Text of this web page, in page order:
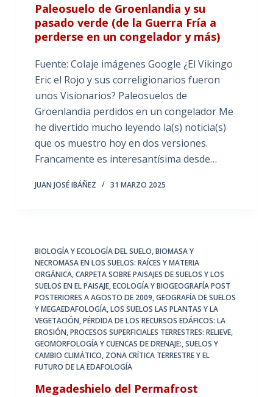
Paleosuelo de Groenlandia y su
pasado verde (de la Guerra Fría a
perderse en un congelador y más)
Fuente: Colaje imágenes Google ¿El Vikingo
Eric el Rojo y sus correligionarios fueron
unos Visionarios? Paleosuelos de
Groenlandia perdidos en un congelador Me
he divertido mucho leyendo la(s) noticia(s)
que os muestro hoy en dos versiones.
Francamente es interesantísima desde…
JUAN JOSÉ IBÁÑEZ 31 MARZO 2025
BIOLOGÍA Y ECOLOGÍA DEL SUELO,BIOMASA Y
NECROMASA EN LOS SUELOS: RAÍCES Y MATERIA
ORGÁNICA,CARPETA SOBRE PAISAJES DE SUELOS Y LOS
SUELOS EN EL PAISAJE,ECOLOGÍA Y BIOGEOGRAFÍA POST
POSTERIORES A AGOSTO DE 2009,GEOGRAFÍA DE SUELOS
Y MEGAEDAFOLOGÍA,LOS SUELOS LAS PLANTAS Y LA
VEGETACIÓN,PÉRDIDA DE LOS RECURSOS EDÁFICOS: LA
EROSIÓN,PROCESOS SUPERFICIALES TERRESTRES: RELIEVE,
GEOMORFOLOGÍA Y CUENCAS DE DRENAJE:,SUELOS Y
CAMBIO CLIMÁTICO, ZONA CRÍTICA TERRESTRE Y EL
FUTURO DE LA EDAFOLOGÍA
Megadeshielo del Permafrost